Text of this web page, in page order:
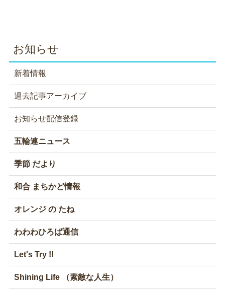
お知らせ
新着情報
過去記事アーカイブ
お知らせ配信登録
五輪連ニュース
季節 だより
和合 まちかど情報
オレンジ の たね
わわわひろば通信
Let's Try !!
Shining Life （素敵な人生）